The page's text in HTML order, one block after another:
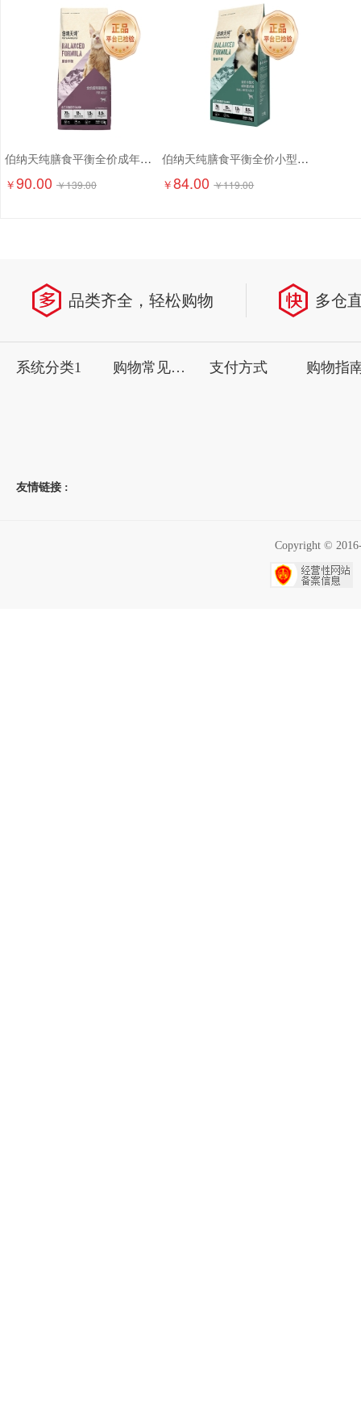
伯纳天纯膳食平衡全价成年期猫粮（含三文鱼配方）1.5kg
￥90.00 ￥139.00
伯纳天纯膳食平衡全价小型犬成犬粮（含三文鱼配方）1.5kg
￥84.00 ￥119.00
品类齐全，轻松购物 多仓
系统分类1 购物常见问题 支付方式 购物指
友情链接 :
Copyright ©